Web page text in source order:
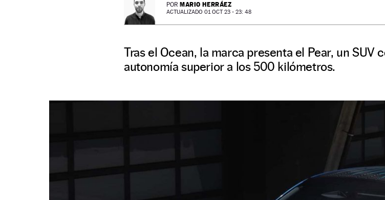
POR MARIO HERRÁEZ
ACTUALIZADO 01 OCT 23 - 23: 48
Tras el Ocean, la marca presenta el Pear, un SUV
autonomía superior a los 500 kilómetros.